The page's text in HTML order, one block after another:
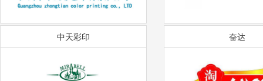
中天彩印 奋达